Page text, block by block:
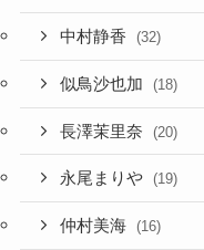
中村静香 (32)
似鳥沙也加 (18)
長澤茉里奈 (20)
永尾まりや (19)
仲村美海 (16)